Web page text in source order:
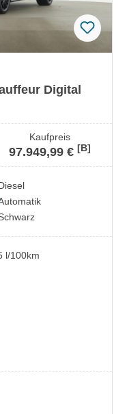
Digital
Kaufpreis
97.949,99 € [B]
: 6,5 l/100km